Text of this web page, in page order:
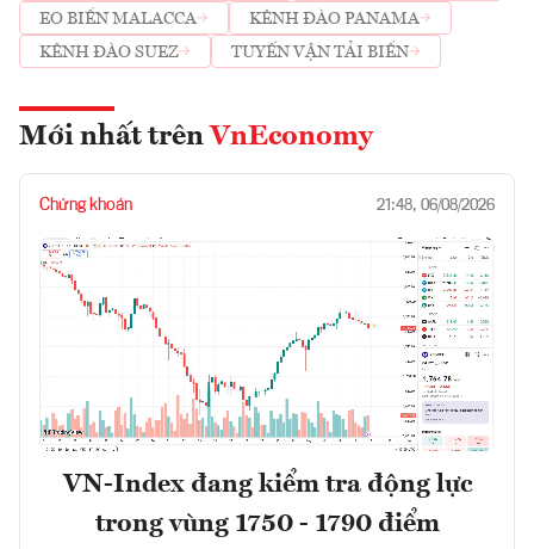
EO BIỂN MALACCA
KÊNH ĐÀO PANAMA
KÊNH ĐÀO SUEZ
TUYẾN VẬN TẢI BIỂN
Mới nhất trên VnEconomy
Chứng khoán 21:48, 06/08/2026
VN-Index đang kiểm tra động lực
trong vùng 1750 - 1790 điểm